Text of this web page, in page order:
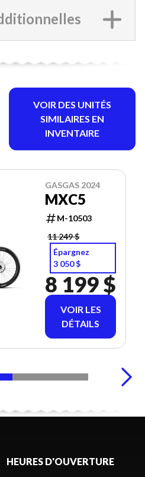
VOIR DES UNITÉS
SIMILAIRES EN
INVENTAIRE
GASGAS 2024
MXC5
M-10503
11 249 $
Épargnez
3 050 $
8 199 $
VOIR LES
DÉTAILS
HEURES D'OUVERTURE